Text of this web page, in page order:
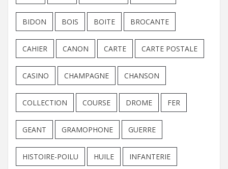
BIDON BOIS BOITE BROCANTE
CAHIER CANON CARTE CARTE POSTALE
CASINO CHAMPAGNE CHANSON
COLLECTION COURSE DROME FER
GEANT GRAMOPHONE GUERRE
HISTOIRE-POILU HUILE INFANTERIE